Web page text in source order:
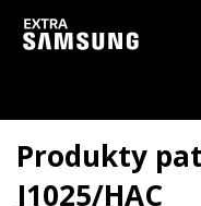
Vzhledem k aktuální situaci
zpozdit.
Produkty
J1025/HAC